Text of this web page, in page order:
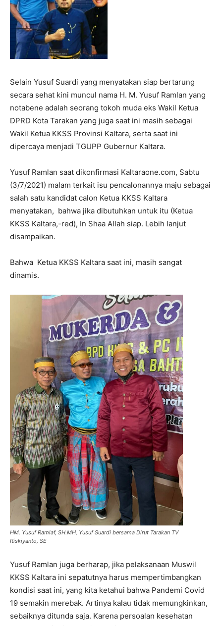
Selain Yusuf Suardi yang menyatakan siap bertarung
secara sehat kini muncul nama H. M. Yusuf Ramlan yang
notabene adalah seorang tokoh muda eks Wakil Ketua
DPRD Kota Tarakan yang juga saat ini masih sebagai
Wakil Ketua KKSS Provinsi Kaltara, serta saat ini
dipercaya menjadi TGUPP Gubernur Kaltara.
Yusuf Ramlan saat dikonfirmasi Kaltaraone.com, Sabtu
(3/7/2021) malam terkait isu pencalonannya maju sebagai
salah satu kandidat calon Ketua KKSS Kaltara
menyatakan, bahwa jika dibutuhkan untuk itu (Ketua
KKSS Kaltara,-red), In Shaa Allah siap. Lebih lanjut
disampaikan.
Bahwa Ketua KKSS Kaltara saat ini, masih sangat
dinamis.
HM. Yusuf Ramlaf, SH.MH, Yusuf Suardi bersama Dirut Tarakan TV
Riskiyanto, SE
Yusuf Ramlan juga berharap, jika pelaksanaan Muswil
KKSS Kaltara ini sepatutnya harus mempertimbangkan
kondisi saat ini, yang kita ketahui bahwa Pandemi Covid
19 semakin merebak. Artinya kalau tidak memungkinkan,
sebaiknya ditunda saja. Karena persoalan kesehatan